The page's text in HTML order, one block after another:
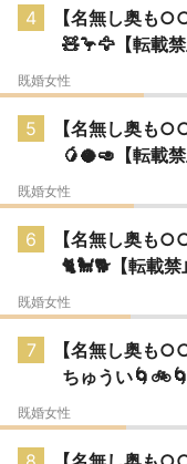
4
【名無し奥も
🧸🦩🦅【転載禁
既婚女性
5
【名無し奥も
🥭🥥🥑【転載禁
既婚女性
6
【名無し奥も
🐈🐩🐕【転載禁
既婚女性
7
【名無し奥も
ちゅうい
既婚女性